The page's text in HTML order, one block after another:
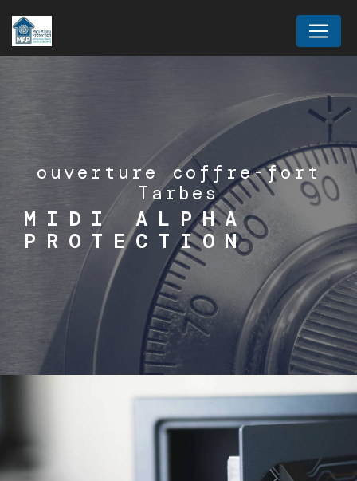
ouverture coffre-fort
Tarbes
MIDI ALPHA
PROTECTION